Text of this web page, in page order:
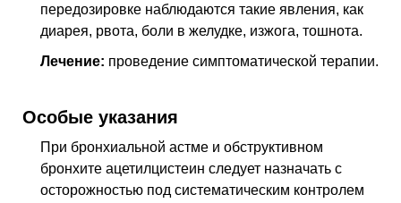
передозировке наблюдаются такие явления, как
диарея, рвота, боли в желудке, изжога, тошнота.
Лечение: проведение симптоматической терапии.
Особые указания
При бронхиальной астме и обструктивном
бронхите ацетилцистеин следует назначать с
осторожностью под систематическим контролем